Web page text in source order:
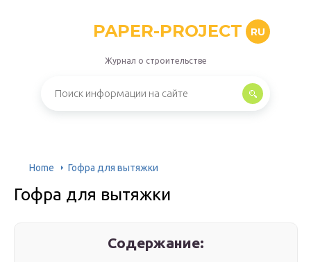
PAPER-PROJECT RU
Журнал о строительстве
Home Гофра для вытяжки
Гофра для вытяжки
Содержание: